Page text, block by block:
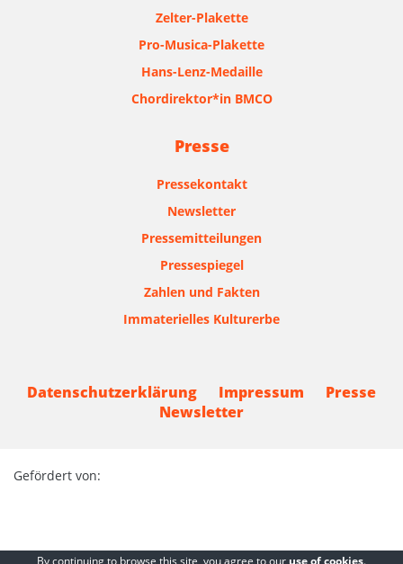
Zelter-Plakette
Pro-Musica-Plakette
Hans-Lenz-Medaille
Chordirektor*in BMCO
Presse
Pressekontakt
Newsletter
Pressemitteilungen
Pressespiegel
Zahlen und Fakten
Immaterielles Kulturerbe
Datenschutzerklärung Impressum
Presse
Newsletter
Gefördert von:
By continuing to browse this site, you agree to our use of cookies.